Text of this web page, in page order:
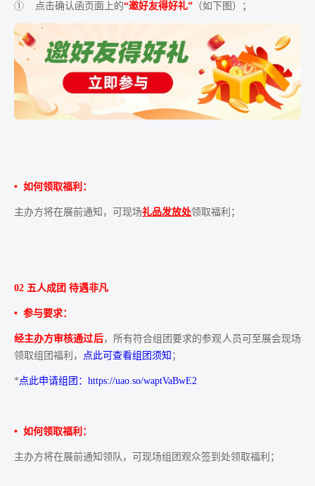
① 点击确认函页面上的“邀好友得好礼” （如下图）；
• 如何领取福利：
主办方将在展前通知，可现场礼品发放处领取福利；
02 五人成团 待遇非凡
• 参与要求：
经主办方审核通过后，所有符合组团要求的参观人员可至展会现场
领取组团福利，
点此可查看组团须知 ；
* 点此申请组团：https://uao.so/waptVaBwE2
• 如何领取福利：
主办方将在展前通知领队，可现场组团观众签到处领取福利；